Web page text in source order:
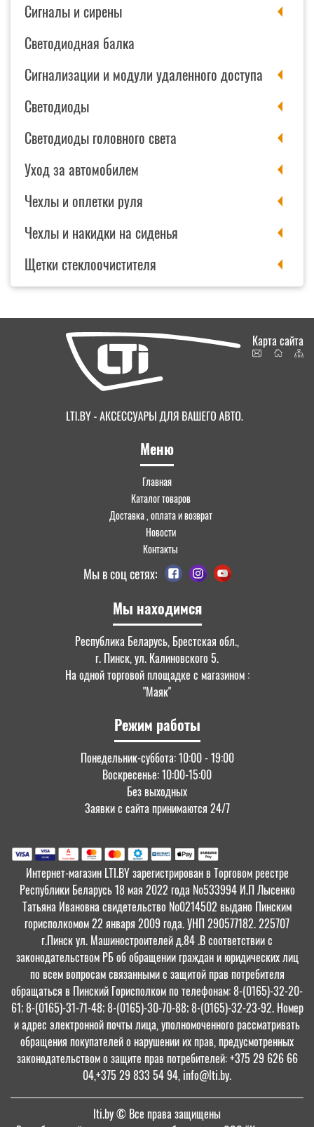
Сигналы и сирены
Светодиодная балка
Сигнализации и модули удаленного доступа
Светодиоды
Светодиоды головного света
Уход за автомобилем
Чехлы и оплетки руля
Чехлы и накидки на сиденья
Щетки стеклоочистителя
Мы находимся
Республика Беларусь, Брестская обл.,
г. Пинск, ул. Калиновского 5.
На одной торговой площадке с магазином :
"Маяк"
Режим работы
Понедельник-суббота: 10:00 - 19:00
Воскресенье: 10:00-15:00
Без выходных
Заявки с сайта принимаются 24/7
Меню
Главная
Каталог товаров
Доставка , оплата и возврат
Новости
Контакты
Мы в соц сетях:
Карта сайта
Интернет-магазин LTI.BY зарегистрирован в Торговом реестре
Республики Беларусь 18 мая 2022 года №533994 И.П Лысенко
Татьяна Ивановна свидетельство №0214502 выдано Пинским
горисполкомом 22 января 2009 года. УНП 290577182. 225707
г.Пинск ул. Машиностроителей д.84 .В соответствии с
законодательством РБ об обращении граждан и юридических лиц
по всем вопросам связанными с защитой прав потребителя
обращаться в Пинский Горисполком по телефонам: 8-(0165)-32-20-
61; 8-(0165)-31-71-48; 8-(0165)-30-70-88; 8-(0165)-32-23-92. Номер
и адрес электронной почты лица, уполномоченного рассматривать
обращения покупателей о нарушении их прав, предусмотренных
законодательством о защите прав потребителей: +375 29 626 66
04,+375 29 833 54 94, info@lti.by.
lti.by© Все права защищены